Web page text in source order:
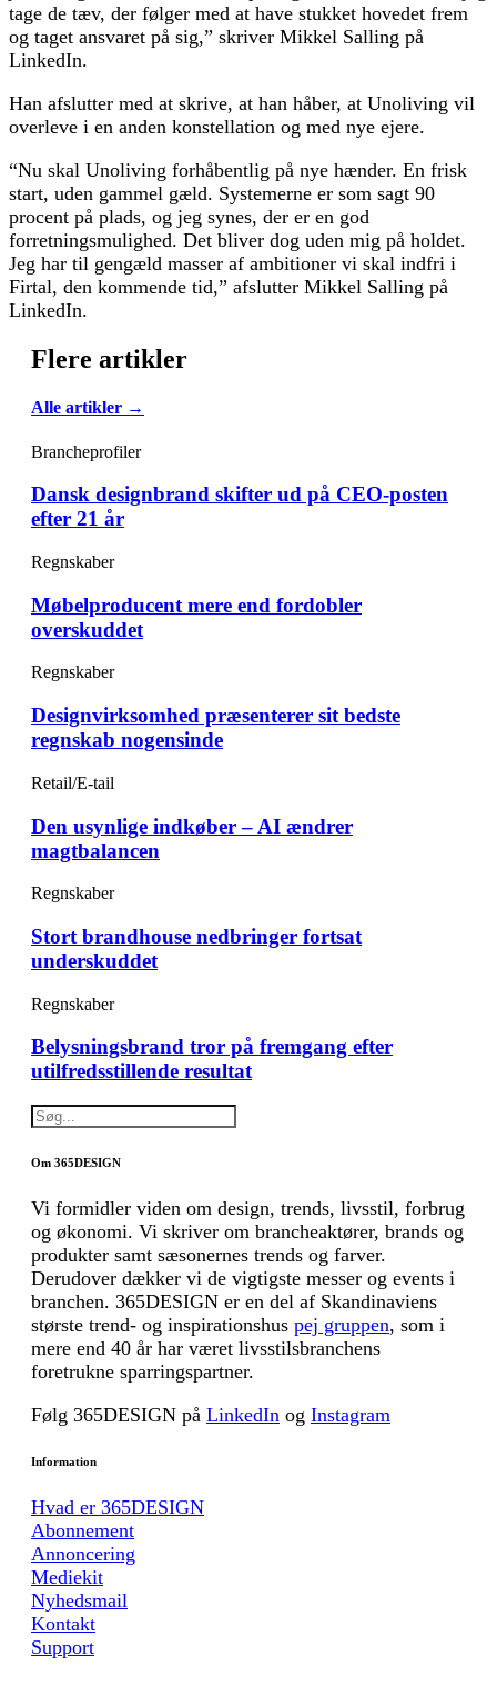
tage de tæv, der følger med at have stukket hovedet frem
og taget ansvaret på sig,” skriver Mikkel Salling på
LinkedIn.
Han afslutter med at skrive, at han håber, at Unoliving vil
overleve i en anden konstellation og med nye ejere.
“Nu skal Unoliving forhåbentlig på nye hænder. En frisk
start, uden gammel gæld. Systemerne er som sagt 90
procent på plads, og jeg synes, der er en god
forretningsmulighed. Det bliver dog uden mig på holdet.
Jeg har til gengæld masser af ambitioner vi skal indfri i
Firtal, den kommende tid,” afslutter Mikkel Salling på
LinkedIn.
Flere artikler
Alle artikler →
Brancheprofiler
Dansk designbrand skifter ud på CEO-posten
efter 21 år
Regnskaber
Møbelproducent mere end fordobler
overskuddet
Regnskaber
Designvirksomhed præsenterer sit bedste
regnskab nogensinde
Retail/E-tail
Den usynlige indkøber – AI ændrer
magtbalancen
Regnskaber
Stort brandhouse nedbringer fortsat
underskuddet
Regnskaber
Belysningsbrand tror på fremgang efter
utilfredsstillende resultat
Om 365DESIGN
Vi formidler viden om design, trends, livsstil, forbrug
og økonomi. Vi skriver om brancheaktører, brands og
produkter samt sæsonernes trends og farver.
Derudover dækker vi de vigtigste messer og events i
branchen. 365DESIGN er en del af Skandinaviens
største trend- og inspirationshus pej gruppen, som i
mere end 40 år har været livsstilsbranchens
foretrukne sparringspartner.
Følg 365DESIGN på LinkedIn og Instagram
Information
Hvad er 365DESIGN
Abonnement
Annoncering
Mediekit
Nyhedsmail
Kontakt
Support